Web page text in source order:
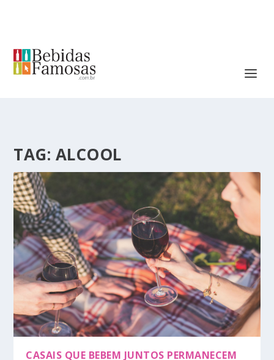
TAG: ALCOOL
CASAIS QUE BEBEM JUNTOS PERMANECEM